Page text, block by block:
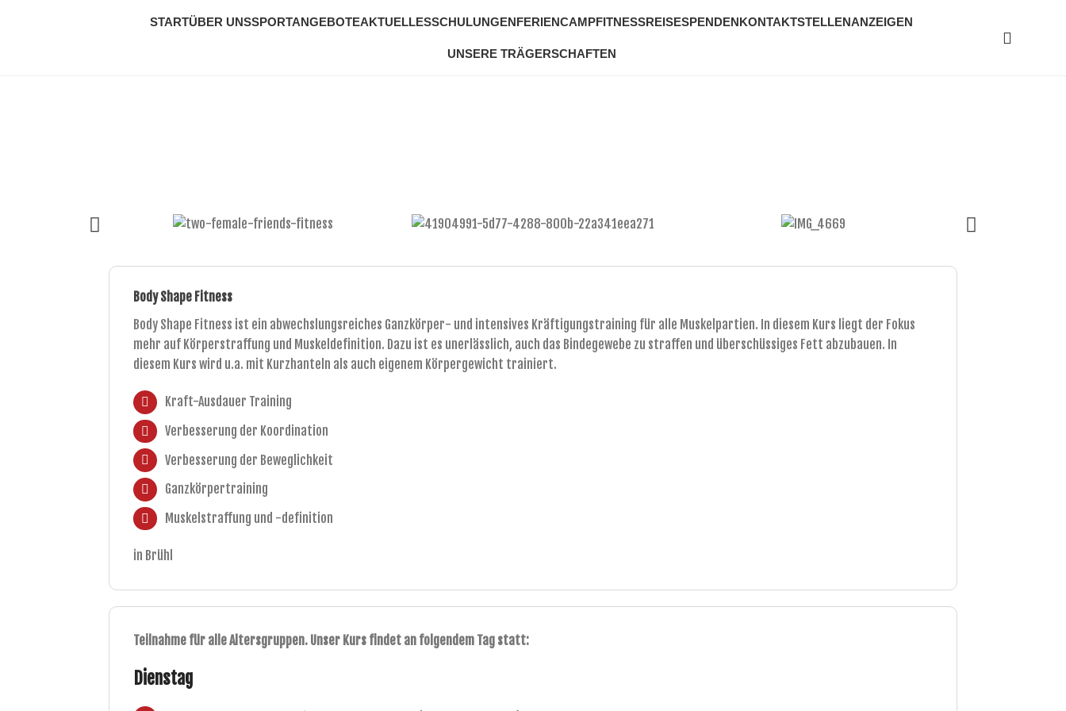
STARTÜBER UNSSPORTANGEBOTEAKTUELLESSCHULUNGENFERIENCAMPFITNESSREISESPENDENKONTAKTSTELLENANZEIGEN
UNSERE TRÄGERSCHAFTEN
Body Shape Fitness
Body Shape Fitness ist ein abwechslungsreiches Ganzkörper- und intensives Kräftigungstraining für alle Muskelpartien. In diesem Kurs liegt der Fokus
mehr auf Körperstraffung und Muskeldefinition. Dazu ist es unerlässlich, auch das Bindegewebe zu straffen und überschüssiges Fett abzubauen. In
diesem Kurs wird u.a. mit Kurzhanteln als auch eigenem Körpergewicht trainiert.
Kraft-Ausdauer Training
Verbesserung der Koordination
Verbesserung der Beweglichkeit
Ganzkörpertraining
Muskelstraffung und -definition
in Brühl
Teilnahme für alle Altersgruppen. Unser Kurs findet an folgendem Tag statt:
Dienstag